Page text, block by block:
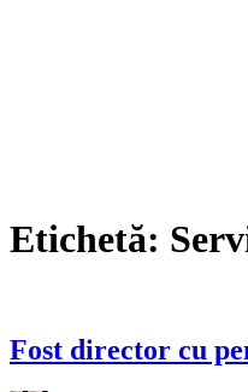
Etichetă:
Fost director cu